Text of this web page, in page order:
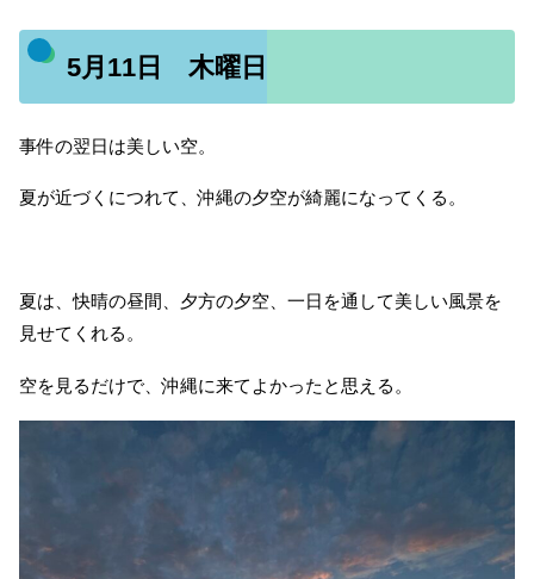
5月11日 木曜日
事件の翌日は美しい空。
夏が近づくにつれて、沖縄の夕空が綺麗になってくる。
夏は、快晴の昼間、夕方の夕空、一日を通して美しい風景を
見せてくれる。
空を見るだけで、沖縄に来てよかったと思える。